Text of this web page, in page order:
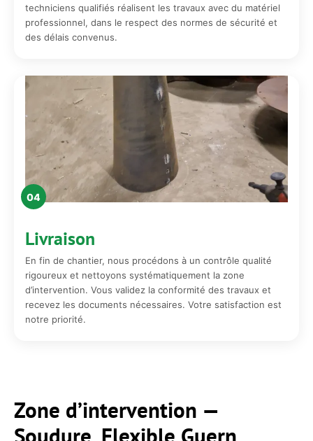
techniciens qualifiés réalisent les travaux avec du matériel
professionnel, dans le respect des normes de sécurité et
des délais convenus.
04
Livraison
En fin de chantier, nous procédons à un contrôle qualité
rigoureux et nettoyons systématiquement la zone
d’intervention. Vous validez la conformité des travaux et
recevez les documents nécessaires. Votre satisfaction est
notre priorité.
Zone d’intervention —